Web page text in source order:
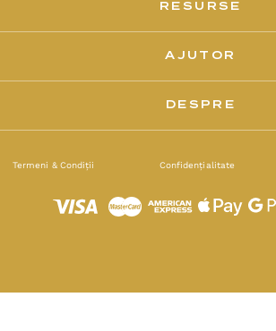
RESURSE
AJUTOR
DESPRE
Termeni & Condiții Confidențialitate